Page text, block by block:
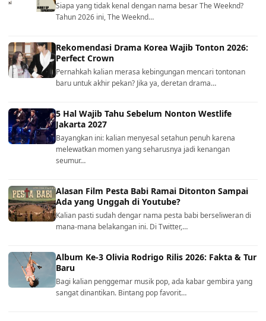
Siapa yang tidak kenal dengan nama besar The Weeknd?
Tahun 2026 ini, The Weeknd…
Rekomendasi Drama Korea Wajib Tonton 2026:
Perfect Crown
Pernahkah kalian merasa kebingungan mencari tontonan
baru untuk akhir pekan? Jika ya, deretan drama…
5 Hal Wajib Tahu Sebelum Nonton Westlife
Jakarta 2027
Bayangkan ini: kalian menyesal setahun penuh karena
melewatkan momen yang seharusnya jadi kenangan
seumur…
Alasan Film Pesta Babi Ramai Ditonton Sampai
Ada yang Unggah di Youtube?
Kalian pasti sudah dengar nama pesta babi berseliweran di
mana-mana belakangan ini. Di Twitter,…
Album Ke-3 Olivia Rodrigo Rilis 2026: Fakta & Tur
Baru
Bagi kalian penggemar musik pop, ada kabar gembira yang
sangat dinantikan. Bintang pop favorit…